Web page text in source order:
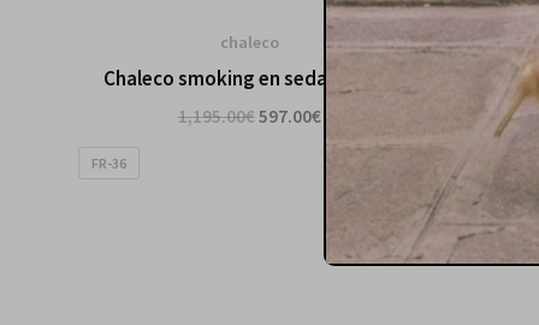
chaleco
Chaleco smoking en seda natural
1,195.00€ 597.00€
FR-36